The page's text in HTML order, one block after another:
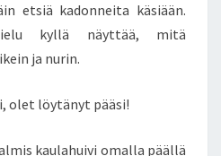
O
I
K
I
etsiä kadonneita käsiään.
kyllä näyttää, mitä
ja nurin.
olet löytänyt pääsi!
kaulahuivi omalla päällä